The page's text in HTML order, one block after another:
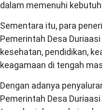
dalam memenuhi
Sementara itu, para
Pemerintah Desa
kesehatan, pendidikan,
keagamaan di tengah
Dengan adanya
Pemerintah Desa